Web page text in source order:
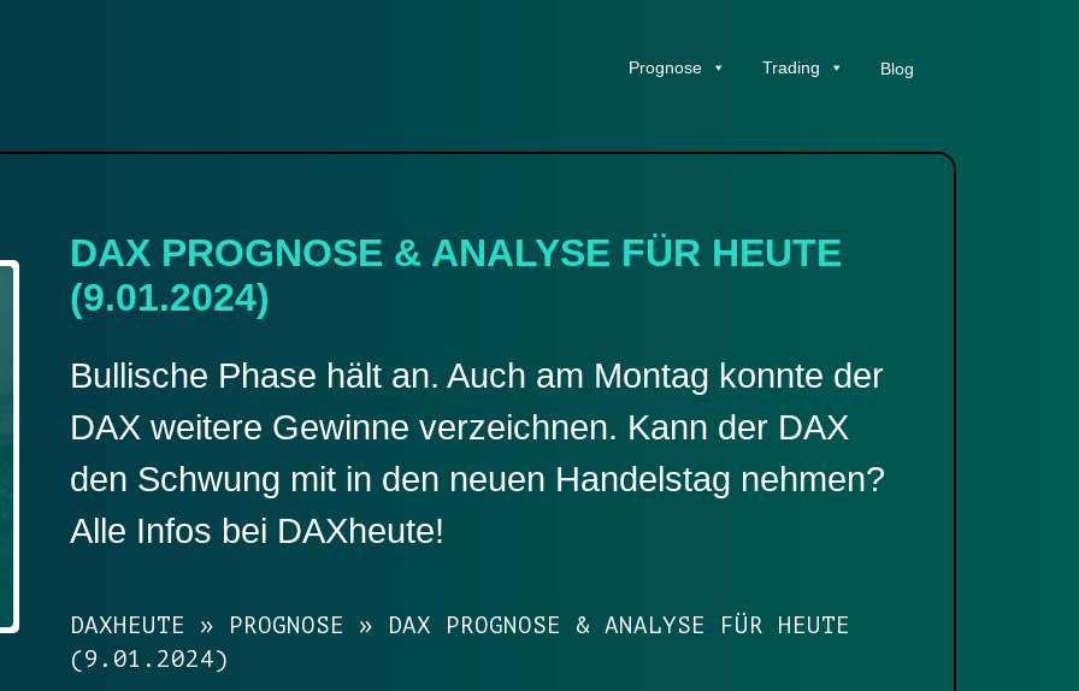
Prognose Trading Blog
DAX PROGNOSE & ANALYSE FÜR HEUTE
(9.01.2024)
Bullische Phase hält an. Auch am Montag konnte der
DAX weitere Gewinne verzeichnen. Kann der DAX
den Schwung mit in den neuen Handelstag nehmen?
Alle Infos bei DAXheute!
DAXHEUTE » PROGNOSE »
DAX PROGNOSE & ANALYSE FÜR HEUTE
(9.01.2024)